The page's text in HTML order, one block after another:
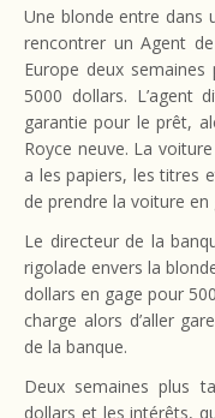
Une blonde entre dans
rencontrer un Agent
Europe deux
5000 dollars. L’agent
garantie pour le prêt,
Royce neuve. La
a les papiers, les titres
de prendre la voiture
Le directeur de la
rigolade envers la
dollars en gage pour
charge alors d’aller
de la banque.
Deux semaines plus
dollars et les intérêts,